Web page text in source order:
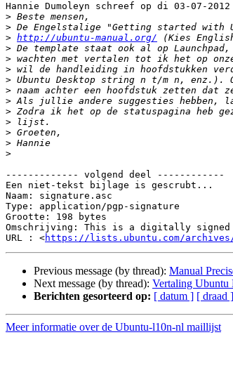
Hannie Dumoleyn schreef op di 03-07-
>
>
> http://ubuntu-manual.org/
>
>
>
>
>
>
>
>
>
>
>
------------- volgend deel ------------
Een niet-tekst bijlage is gescrubt...
Naam: signature.asc
Type: application/pgp-signature
Grootte: 198 bytes
Omschrijving: This is a digitally signed
URL : <https://lists.ubuntu.com/archives/
Previous message (by thread): Manual
Next message (by thread): Vertaling Ubuntu
Berichten gesorteerd op: [ datum ] [ draad ]
Meer informatie over de Ubuntu-l10n-nl maillijst